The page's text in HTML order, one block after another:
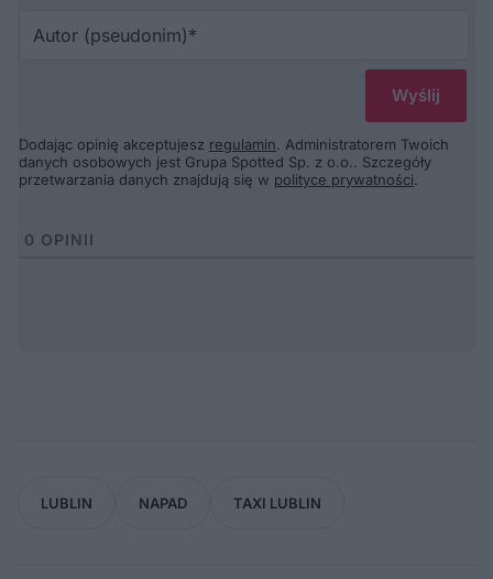
Dodając opinię akceptujesz regulamin. Administratorem Twoich
danych osobowych jest Grupa Spotted Sp. z o.o.. Szczegóły
przetwarzania danych znajdują się w polityce prywatności.
0 OPINII
LUBLIN NAPAD TAXI LUBLIN